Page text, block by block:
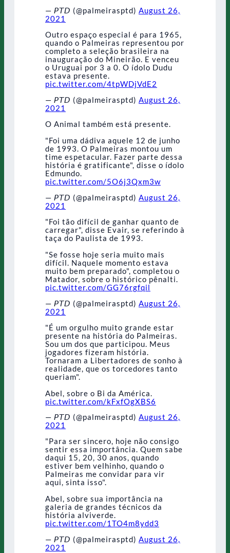
— 𝘗𝘛𝘋 (@palmeirasptd) August 26,
2021
Outro espaço especial é para 1965,
quando o Palmeiras representou por
completo a seleção brasileira na
inauguração do Mineirão. E venceu
o Uruguai por 3 a 0. O ídolo Dudu
estava presente.
pic.twitter.com/4tpWDjVdE2
— 𝘗𝘛𝘋 (@palmeirasptd) August 26,
2021
O Animal também está presente.
"Foi uma dádiva aquele 12 de junho
de 1993. O Palmeiras montou um
time espetacular. Fazer parte dessa
história é gratificante", disse o ídolo
Edmundo.
pic.twitter.com/5O6j3Qxm3w
— 𝘗𝘛𝘋 (@palmeirasptd) August 26,
2021
"Foi tão difícil de ganhar quanto de
carregar", disse Evair, se referindo à
taça do Paulista de 1993.
"Se fosse hoje seria muito mais
difícil. Naquele momento estava
muito bem preparado", completou o
Matador, sobre o histórico pênalti.
pic.twitter.com/GG76rgfqil
— 𝘗𝘛𝘋 (@palmeirasptd) August 26,
2021
"É um orgulho muito grande estar
presente na história do Palmeiras.
Sou um dos que participou. Meus
jogadores fizeram história.
Tornaram a Libertadores de sonho à
realidade, que os torcedores tanto
queriam".
Abel, sobre o Bi da América.
pic.twitter.com/kFxfOgXBS6
— 𝘗𝘛𝘋 (@palmeirasptd) August 26,
2021
"Para ser sincero, hoje não consigo
sentir essa importância. Quem sabe
daqui 15, 20, 30 anos, quando
estiver bem velhinho, quando o
Palmeiras me convidar para vir
aqui, sinta isso".
Abel, sobre sua importância na
galeria de grandes técnicos da
história alviverde.
pic.twitter.com/1TO4m8ydd3
— 𝘗𝘛𝘋 (@palmeirasptd) August 26,
2021